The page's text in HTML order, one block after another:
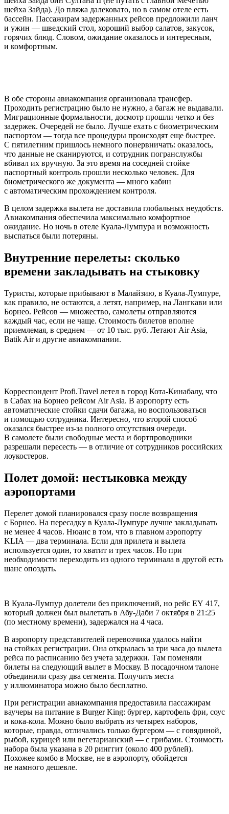
шейха Зайда). До пляжа далековато, но в самом отеле есть
бассейн. Пассажирам задержанных рейсов предложили ланч
и ужин — шведский стол, хороший выбор салатов, закусок,
горячих блюд. Словом, ожидание оказалось и интересным,
и комфортным.
В обе стороны авиакомпания организовала трансфер.
Проходить регистрацию было не нужно, а багаж не выдавали.
Миграционные формальности, досмотр прошли четко и без
задержек. Очередей не было. Лучше ехать с биометрическим
паспортом — тогда все процедуры происходят еще быстрее.
С пятилетним пришлось немного понервничать: оказалось,
что данные не сканируются, и сотрудник погранслужбы
вбивал их вручную. За это время на соседней стойке
паспортный контроль прошли несколько человек. Для
биометрического же документа — много кабин
с автоматическим прохождением контроля.
В целом задержка вылета не доставила глобальных неудобств.
Авиакомпания обеспечила максимально комфортное
ожидание. Но ночь в отеле Куала-Лумпура и возможность
выспаться были потеряны.
Внутренние перелеты: сколько
времени закладывать на стыковку
Туристы, которые прибывают в Малайзию, в Куала-Лумпуре,
как правило, не остаются, а летят, например, на Лангкави или
Борнео. Рейсов — множество, самолеты отправляются
каждый час, если не чаще. Стоимость билетов вполне
приемлемая, в среднем — от 10 тыс. руб. Летают Air Asia,
Batik Air и другие авиакомпании.
Корреспондент Profi.Travel летел в город Кота-Кинабалу, что
в Сабах на Борнео рейсом Air Asia. В аэропорту есть
автоматические стойки сдачи багажа, но воспользоваться
и помощью сотрудника. Интересно, что второй способ
оказался быстрее из-за полного отсутствия очереди.
В самолете были свободные места и бортпроводники
разрешали пересесть — в отличие от сотрудников российских
лоукостеров.
Полет домой: нестыковка между
аэропортами
Перелет домой планировался сразу после возвращения
с Борнео. На пересадку в Куала-Лумпуре лучше закладывать
не менее 4 часов. Нюанс в том, что в главном аэропорту
KLIA — два терминала. Если для прилета и вылета
используется один, то хватит и трех часов. Но при
необходимости переходить из одного терминала в другой есть
шанс опоздать.
В Куала-Лумпур долетели без приключений, но рейс EY 417,
который должен был вылетать в Абу-Даби 7 октября в 21:25
(по местному времени), задержался на 4 часа.
В аэропорту представителей перевозчика удалось найти
на стойках регистрации. Она открылась за три часа до вылета
рейса по расписанию без учета задержки. Там поменяли
билеты на следующий вылет в Москву. В посадочном талоне
объединили сразу два сегмента. Получить места
у иллюминатора можно было бесплатно.
При регистрации авиакомпания предоставила пассажирам
ваучеры на питание в Burger King: бургер, картофель фри, соус
и кока-кола. Можно было выбрать из четырех наборов,
которые, правда, отличались только бургером — с говядиной,
рыбой, курицей или вегетарианский — с грибами. Стоимость
набора была указана в 20 ринггит (около 400 рублей).
Похожее комбо в Москве, не в аэропорту, обойдется
не намного дешевле.